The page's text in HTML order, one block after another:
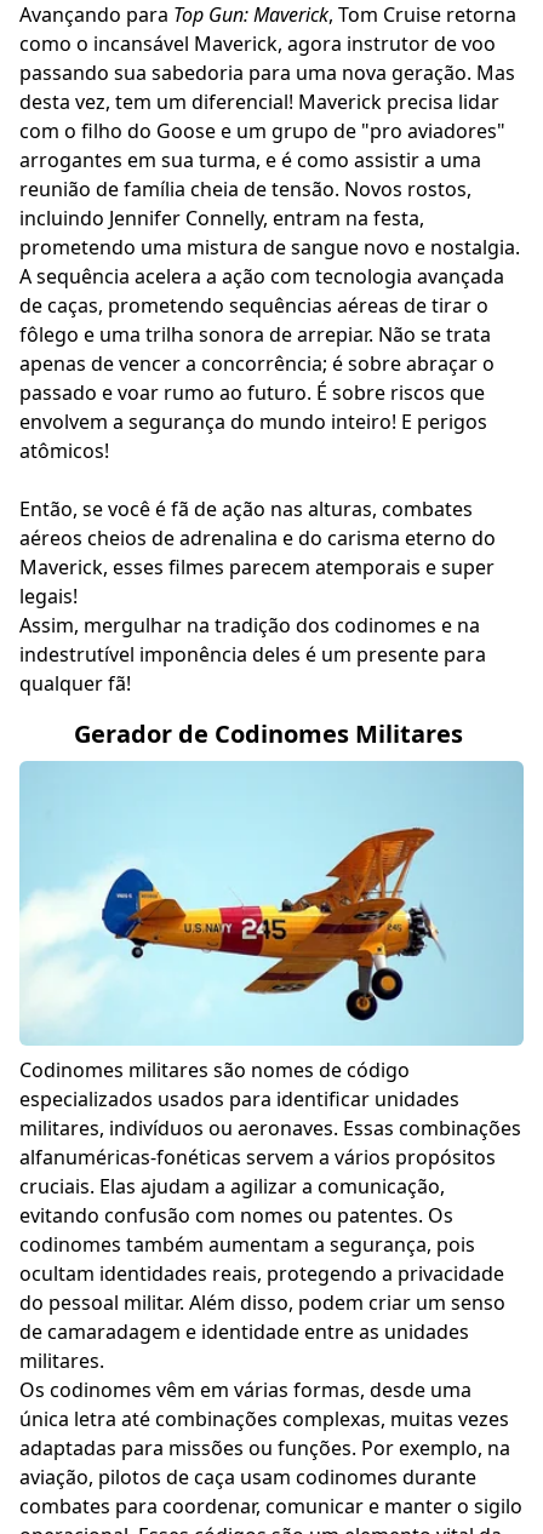
Avançando para Top Gun: Maverick, Tom Cruise retorna
como o incansável Maverick, agora instrutor de voo
passando sua sabedoria para uma nova geração. Mas
desta vez, tem um diferencial! Maverick precisa lidar
com o filho do Goose e um grupo de "pro aviadores"
arrogantes em sua turma, e é como assistir a uma
reunião de família cheia de tensão. Novos rostos,
incluindo Jennifer Connelly, entram na festa,
prometendo uma mistura de sangue novo e nostalgia.
A sequência acelera a ação com tecnologia avançada
de caças, prometendo sequências aéreas de tirar o
fôlego e uma trilha sonora de arrepiar. Não se trata
apenas de vencer a concorrência; é sobre abraçar o
passado e voar rumo ao futuro. É sobre riscos que
envolvem a segurança do mundo inteiro! E perigos
atômicos!
Então, se você é fã de ação nas alturas, combates
aéreos cheios de adrenalina e do carisma eterno do
Maverick, esses filmes parecem atemporais e super
legais!
Assim, mergulhar na tradição dos codinomes e na
indestrutível imponência deles é um presente para
qualquer fã!
Gerador de Codinomes Militares
Codinomes militares são nomes de código
especializados usados para identificar unidades
militares, indivíduos ou aeronaves. Essas combinações
alfanuméricas-fonéticas servem a vários propósitos
cruciais. Elas ajudam a agilizar a comunicação,
evitando confusão com nomes ou patentes. Os
codinomes também aumentam a segurança, pois
ocultam identidades reais, protegendo a privacidade
do pessoal militar. Além disso, podem criar um senso
de camaradagem e identidade entre as unidades
militares.
Os codinomes vêm em várias formas, desde uma
única letra até combinações complexas, muitas vezes
adaptadas para missões ou funções. Por exemplo, na
aviação, pilotos de caça usam codinomes durante
combates para coordenar, comunicar e manter o sigilo